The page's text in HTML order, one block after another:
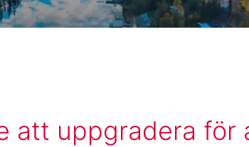
att uppgradera